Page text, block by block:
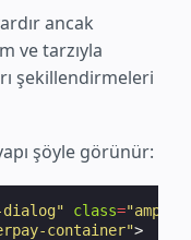
ancak
ve tarzıyla
şekillendirmeleri
şöyle görünür:
dialog" class="amp-
container">